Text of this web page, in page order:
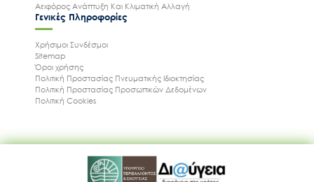
Αειφόρος Ανάπτυξη Και Κλιματική Αλλαγή
Γενικές Πληροφορίες
Χρήσιμοι Συνδέσμοι
Sitemap
Όροι χρήσης
Πολιτική Προστασίας Πνευματικής Ιδιοκτησίας
Πολιτική Προστασίας Προσωπικών Δεδομένων
Πολιτική Cookies